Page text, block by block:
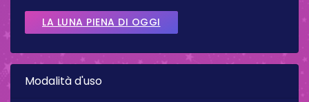
LA LUNA PIENA DI OGGI
Modalità d'uso